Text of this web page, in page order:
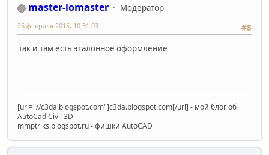
master-lomaster
Модератор
#8
25 февраля 2015, 10:31:03
так и там есть эталонное оформление
[url="//c3da.blogspot.com"]c3da.blogspot.com[/url] - мой блог об
AutoCad Civil 3D
mmptriks.blogspot.ru - фишки AutoCAD